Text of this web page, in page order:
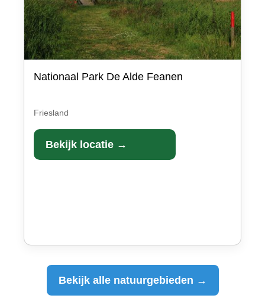
Nationaal Park De Alde Feanen
Friesland
Bekijk locatie →
Bekijk alle natuurgebieden →